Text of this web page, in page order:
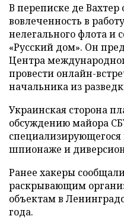
В переписке де
вовлеченность в
нелегального флота и
«Русский дом». Он
Центра
провести онлайн-
начальника из
Украинская сторона
обсуждению майора
специализирующегося
шпионаже и
Ранее хакеры
раскрывающим
объектам в
года.